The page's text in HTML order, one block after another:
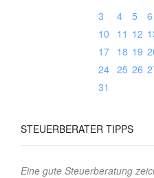
3
4 5 6
10
11 12
17
18 19
24 25 26
31
STEUERBERATER TIPPS
Eine gute Steuerberatung